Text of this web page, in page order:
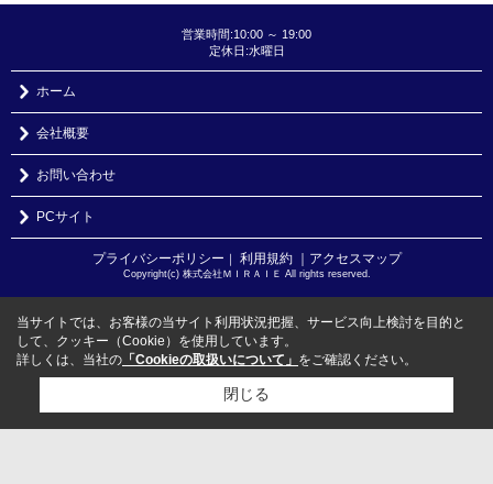
営業時間:10:00 ～ 19:00
定休日:水曜日
ホーム
会社概要
お問い合わせ
PCサイト
プライバシーポリシー ｜ 利用規約 ｜アクセスマップ
Copyright(c) 株式会社ＭＩＲＡＩＥ All rights reserved.
当サイトでは、お客様の当サイト利用状況把握、サービス向上検討を目的と
して、クッキー（Cookie）を使用しています。
詳しくは、当社の 「Cookieの取扱いについて」 をご確認ください。
閉じる